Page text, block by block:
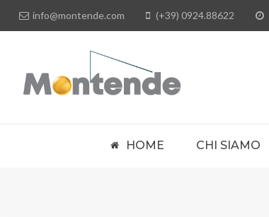
info@montende.com (+39) 0924.88622
HOME CHI SIAMO